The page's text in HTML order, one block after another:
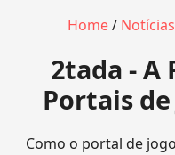
Home/
2tada - A
Portais de
Como o portal de